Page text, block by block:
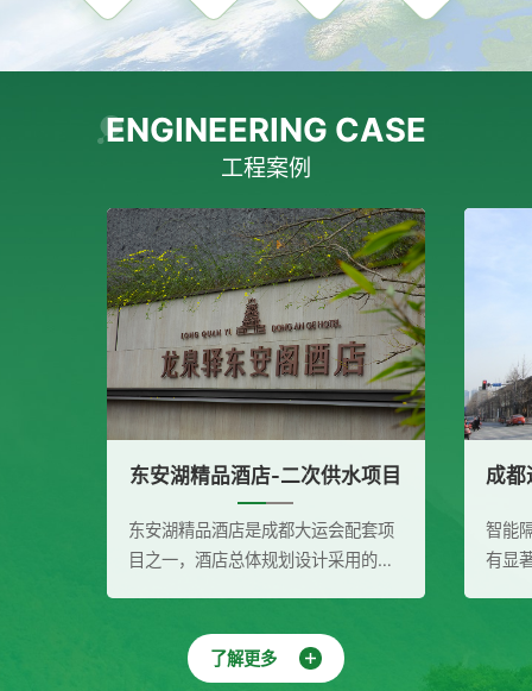
ENGINEERING CASE
工程案例
东安湖精品酒店-二次供水项目
安湖精品酒店是成都大运会配套项
之一，酒店总体规划设计采用的是
国园林式建筑布局，充分结合场地
会接待需求的功能空间和场景效
。涵源环保为酒店提供二次供水成
智能隔油提升设备在废
有显著的作用和优势。
分离污水中的油脂和杂
泛的应用领域和多重效
了解更多